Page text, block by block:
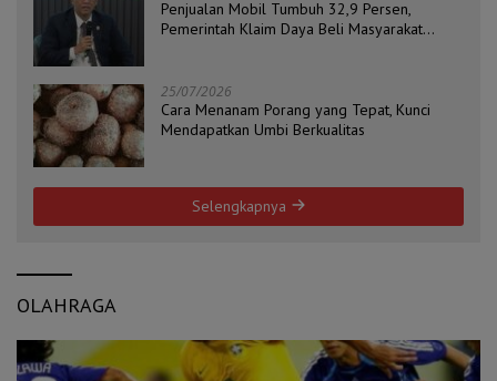
Penjualan Mobil Tumbuh 32,9 Persen,
Pemerintah Klaim Daya Beli Masyarakat
25/07/2026
Cara Menanam Porang yang Tepat, Kunci
Mendapatkan Umbi Berkualitas
Selengkapnya
OLAHRAGA